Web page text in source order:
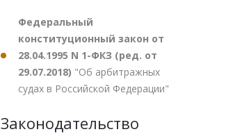
Федеральный
конституционный закон от
28.04.1995 N 1-ФКЗ (ред. от
29.07.2018) "Об арбитражных
судах в Российской Федерации"
Законодательство